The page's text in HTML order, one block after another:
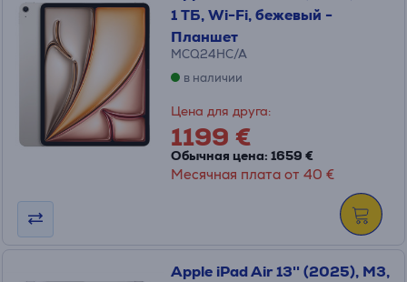
1 ТБ, Wi-Fi, бежевый -
Планшет
MCQ24HC/A
в наличии
Цена для друга:
1199 €
Обычная цена: 1659 €
Месячная плата от 40 €
Apple iPad Air 13'' (2025), M3,